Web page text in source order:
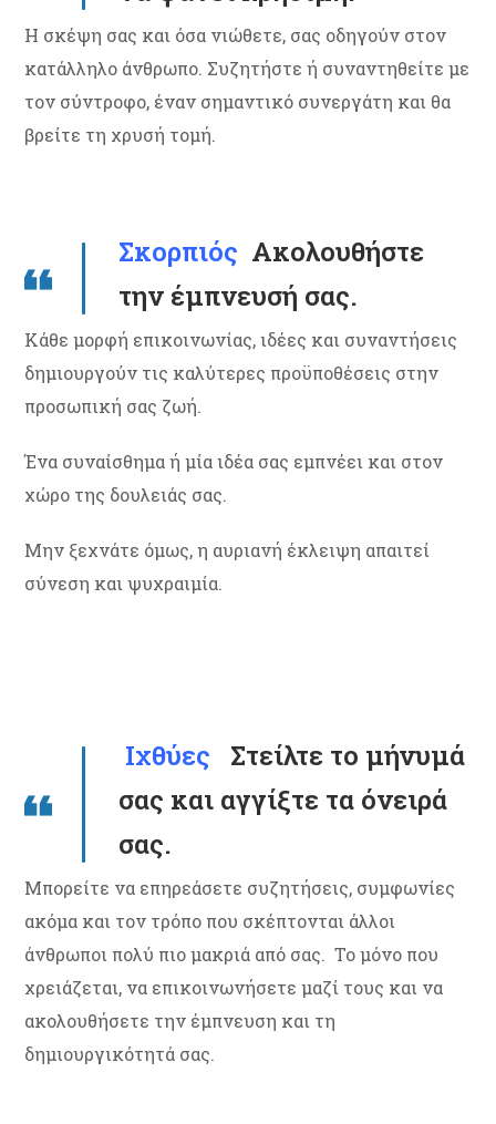
Η σκέψη σας και όσα νιώθετε, σας οδηγούν στον
κατάλληλο άνθρωπο. Συζητήστε ή συναντηθείτε με
τον σύντροφο, έναν σημαντικό συνεργάτη και θα
βρείτε τη χρυσή τομή.
Σκορπιός Ακολουθήστε
την έμπνευσή σας.
Κάθε μορφή επικοινωνίας, ιδέες και συναντήσεις
δημιουργούν τις καλύτερες προϋποθέσεις στην
προσωπική σας ζωή.
Ένα συναίσθημα ή μία ιδέα σας εμπνέει και στον
χώρο της δουλειάς σας.
Μην ξεχνάτε όμως, η αυριανή έκλειψη απαιτεί
σύνεση και ψυχραιμία.
Ιχθύες Στείλτε το μήνυμά
σας και αγγίξτε τα όνειρά
σας.
Μπορείτε να επηρεάσετε συζητήσεις, συμφωνίες
ακόμα και τον τρόπο που σκέπτονται άλλοι
άνθρωποι πολύ πιο μακριά από σας. Το μόνο που
χρειάζεται, να επικοινωνήσετε μαζί τους και να
ακολουθήσετε την έμπνευση και τη
δημιουργικότητά σας.